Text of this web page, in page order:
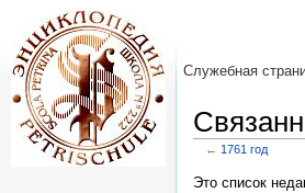
← 1761 год
Это список
Служебная